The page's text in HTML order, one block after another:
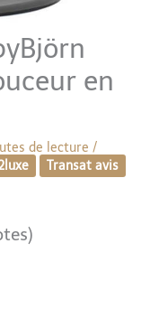
en
de lecture /
Transat avis